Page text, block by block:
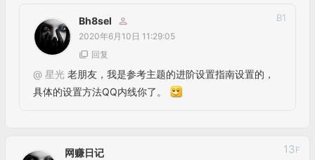
Bh8sel
2020年6月10日 11:29:05
B1
回复
@ 星光老朋友，我是参考主题的进阶设置指南设置的，
具体的设置方法QQ内线你了。
网赚日记 13F